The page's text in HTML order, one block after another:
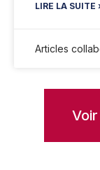
LIRE LA SUITE
Articles